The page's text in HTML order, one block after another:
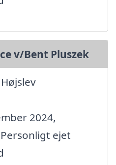
v/Bent Pluszek
2024,
ejet